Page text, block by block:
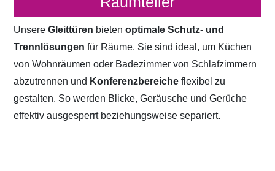
UnsereGleittüren bietenoptimale Schutz- und
Trennlösungen für Räume. Sie sind ideal, um Küchen
von Wohnräumen oder Badezimmer von Schlafzimmern
abzutrennen und Konferenzbereicheflexibel zu
gestalten. So werden Blicke, Geräusche und Gerüche
effektiv ausgesperrt beziehungsweise separiert.